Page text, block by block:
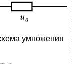
умножения